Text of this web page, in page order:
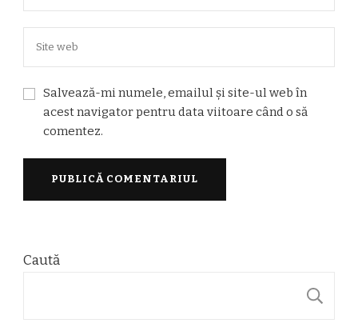
Salvează-mi numele, emailul și site-ul web în
acest navigator pentru data viitoare când o să
comentez.
Caută